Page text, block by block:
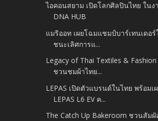
ไอคอนสยาม เปิดโลกศิลปินไทย ในง
DNA HUB
แมริออท เผยโฉมแชมป์บาร์เทนเดอร์
ชนะเลิศการแ...
Legacy of Thai Textiles & Fashion
ชวนชมผ้าไทย...
LEPAS เปิดตัวแบรนด์ในไทย พร้อมเ
LEPAS L6 EV ค...
The Catch Up Bakeroom ชวนสัม